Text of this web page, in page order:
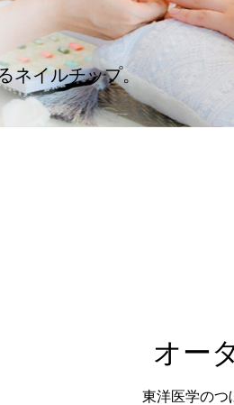
ネイルチップ。
オー
東洋医学のつ